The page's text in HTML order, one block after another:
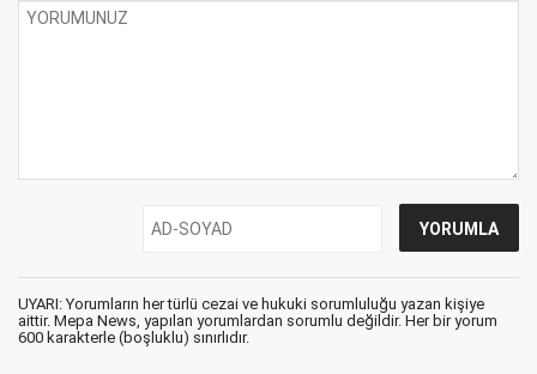
UYARI: Yorumların her türlü cezai ve hukuki sorumluluğu yazan kişiye
aittir. Mepa News, yapılan yorumlardan sorumlu değildir. Her bir yorum
600 karakterle (boşluklu) sınırlıdır.